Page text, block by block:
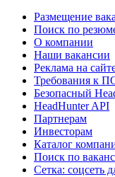
Размещение
Поиск по
О компании
Наши вакансии
Реклама на
Требования к
Безопасный
HeadHunter API
Партнерам
Инвесторам
Каталог
Поиск по
Сетка: соцсеть